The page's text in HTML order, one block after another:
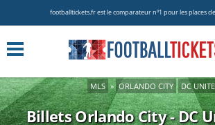
footballtickets.fr est le comparateur nº1 pour les places
MLS » ORLANDO CITY DC
Billets Orlando City - DC